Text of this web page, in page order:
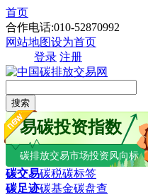
首页
合作电话:010-52870992
网站地图设为首页
登录 注册
搜索
易碳投资指数
碳排放交易市场投资风向标
碳交易碳税碳标签
碳足迹碳基金碳盘查